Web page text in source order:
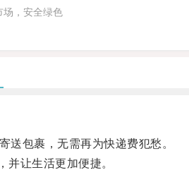
场，安全绿色
包裹，无需再为快递费犯愁。
让生活更加便捷。